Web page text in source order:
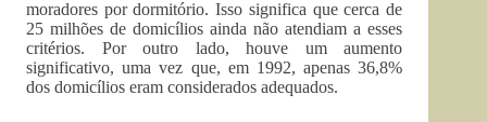
moradores por dormitório. Isso significa que cerca de
25 milhões de domicílios ainda não atendiam a esses
critérios. Por outro lado, houve um aumento
significativo, uma vez que, em 1992, apenas 36,8%
dos domicílios eram considerados adequados.